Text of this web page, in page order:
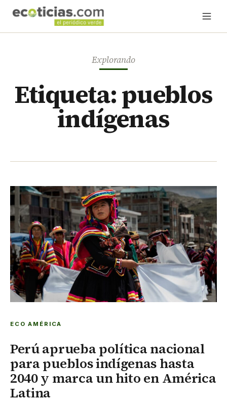
Explorando
Etiqueta: pueblos
indígenas
ECO AMÉRICA
Perú aprueba política nacional
para pueblos indígenas hasta
2040 y marca un hito en América
Latina